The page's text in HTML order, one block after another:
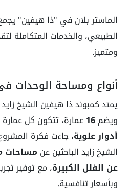
الماستر بلان في "ذا هيفين"
الطبيعي، والخدمات المتكاملة
ومتميز.
أنواع ومساحة الوحدات
يمتد كمبوند ذا هيفين الشيخ زايد
ويضم16عمارة، تتكون كل
أدوار علوية،جاءت فكرة
الشيخ زايد الباحثين عنمساحات
عن الفلل الكبيرة، مع توفير
وبأسعار تنافسية.